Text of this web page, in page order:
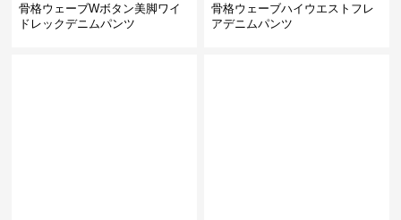
骨格ウェーブWボタン美脚ワイ
ドレックデニムパンツ
骨格ウェーブハイウエストフレ
アデニムパンツ